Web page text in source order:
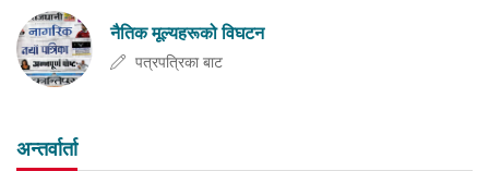
नैतिक मूल्यहरूको विघटन
पत्रपत्रिका बाट
अन्तर्वार्ता